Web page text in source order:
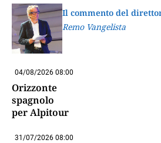
Il commento del
Remo Vangelista
04/08/2026 08:00
Orizzonte
spagnolo
per Alpitour
31/07/2026 08:00